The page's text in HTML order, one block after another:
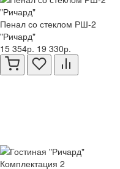
Пенал со стеклом РШ-2
"Ричард"
15 354р. 19 330р.